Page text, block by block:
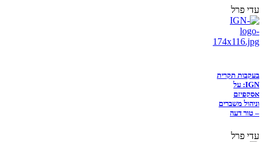
עדי פרל
בעקבות תקרית
IGN: על
אסקפיזם
וניהול משברים
– טור דעה
עדי פרל